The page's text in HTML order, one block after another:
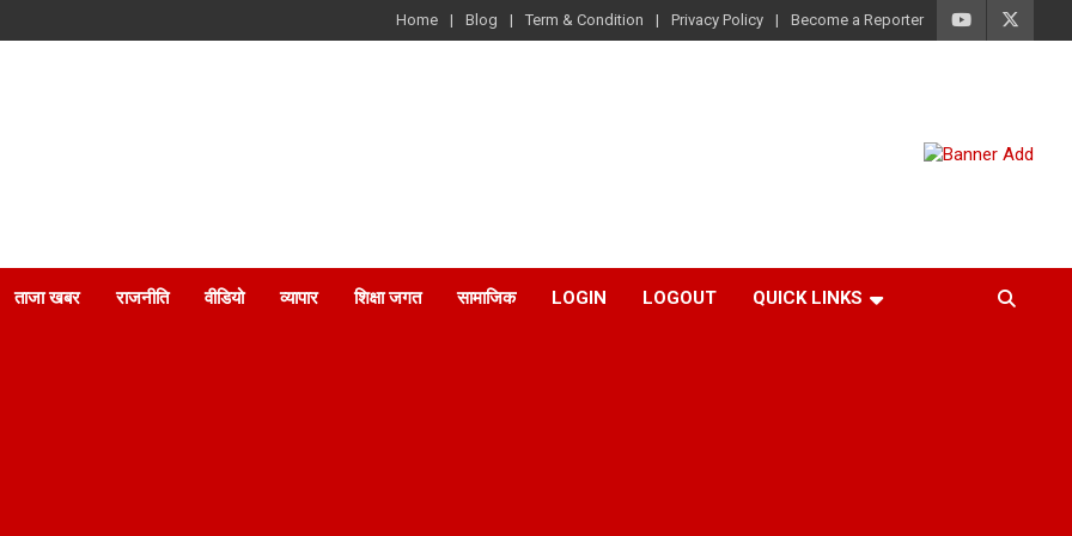
Home Blog Term & Condition Privacy Policy Become a Reporter
ताजा खबर राजनीति वीडियो व्यापार शिक्षा जगत सामाजिक LOGIN LOGOUT QUICK LINKS